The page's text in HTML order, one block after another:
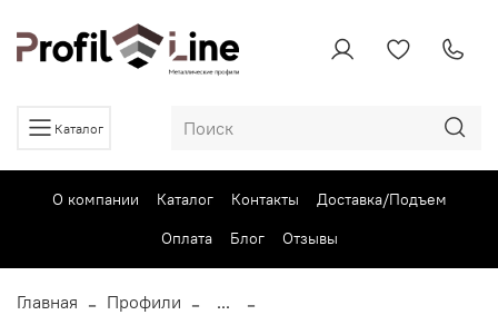
Каталог
О компании Каталог Контакты
Доставка/Подъем
Оплата
Блог Отзывы
Главная Профили
...